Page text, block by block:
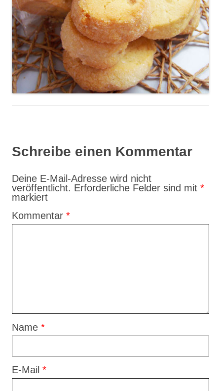
Schreibe einen Kommentar
Deine E-Mail-Adresse wird nicht
veröffentlicht. Erforderliche Felder sind mit *
markiert
Kommentar *
Name *
E-Mail *